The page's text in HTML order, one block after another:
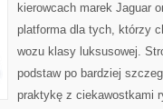
kierowcach marek Jaguar
platforma dla tych, którzy
wozu klasy luksusowej.
podstaw po bardziej
praktykę z ciekawostkami